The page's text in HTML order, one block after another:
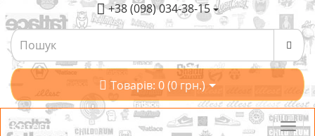
+38 (098) 034-38-15
Товарів: 0 (0 грн.)
Категорії